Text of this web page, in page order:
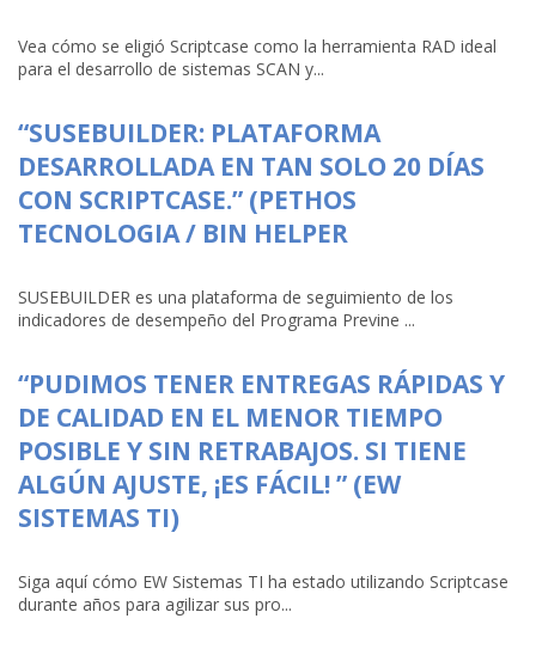
Vea cómo se eligió Scriptcase como la herramienta RAD ideal
para el desarrollo de sistemas SCAN y...
“SUSEBUILDER: PLATAFORMA
DESARROLLADA EN TAN SOLO 20 DÍAS
CON SCRIPTCASE.” (PETHOS
TECNOLOGIA / BIN HELPER
SUSEBUILDER es una plataforma de seguimiento de los
indicadores de desempeño del Programa Previne ...
“PUDIMOS TENER ENTREGAS RÁPIDAS Y
DE CALIDAD EN EL MENOR TIEMPO
POSIBLE Y SIN RETRABAJOS. SI TIENE
ALGÚN AJUSTE, ¡ES FÁCIL! ” (EW
SISTEMAS TI)
Siga aquí cómo EW Sistemas TI ha estado utilizando Scriptcase
durante años para agilizar sus pro...